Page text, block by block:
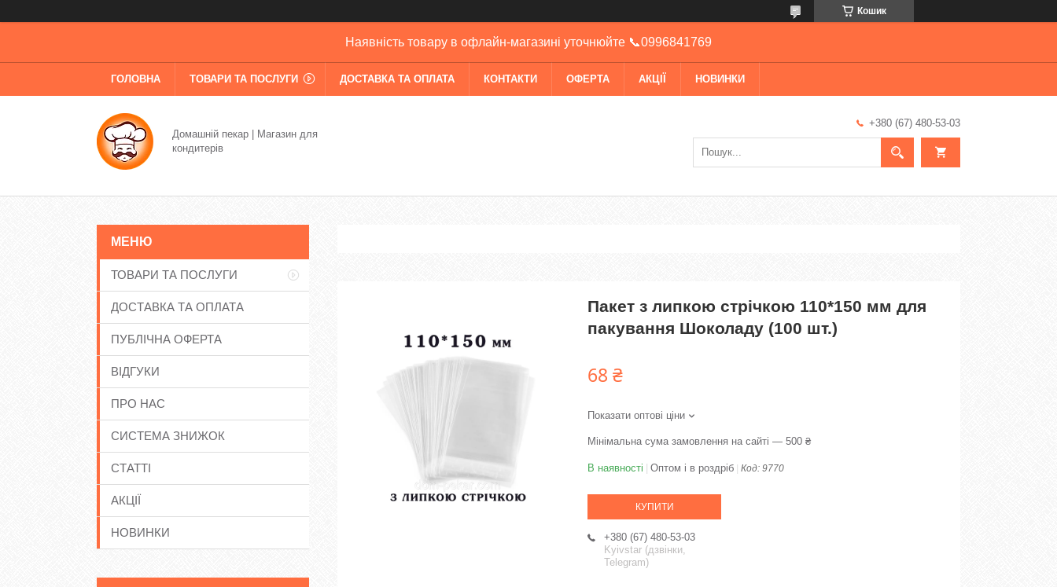
Кошик
Наявність товару в офлайн-магазині уточнюйте 📞0996841769
ГОЛОВНА ТОВАРИ ТА ПОСЛУГИ ДОСТАВКА ТА ОПЛАТА КОНТАКТИ ОФЕРТА АКЦІЇ НОВИНКИ
Домашній пекар | Магазин для
кондитерів
+380 (67) 480-53-03
Пакет з липкою стрічкою 110*150 мм для
пакування Шоколаду (100 шт.)
68 ₴
Показати оптові ціни
Мінімальна сума замовлення на сайті — 500 ₴
В наявності Оптом і в роздріб Код: 9770
КУПИТИ
+380 (67) 480-53-03
Kyivstar (дзвінки,
Telegram)
ТОВАРИ ТА ПОСЛУГИ
ДОСТАВКА ТА ОПЛАТА
ПУБЛІЧНА ОФЕРТА
ВІДГУКИ
ПРО НАС
СИСТЕМА ЗНИЖОК
СТАТТІ
АКЦІЇ
НОВИНКИ